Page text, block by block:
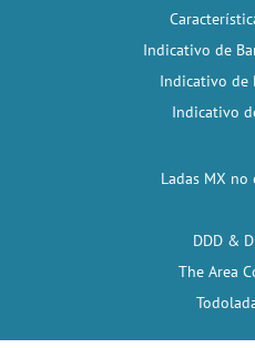
Indicativo de
Indicativo de
Indicativo
Ladas MX no
DDD &
The Area